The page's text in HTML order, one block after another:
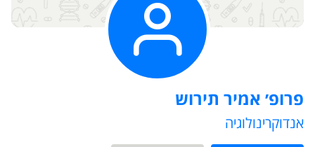
פרופ׳ אמיר תירוש
אנדוקרינולוגיה